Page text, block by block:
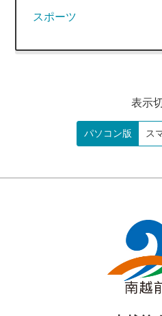
スポーツ
表示
パソコン版 ス